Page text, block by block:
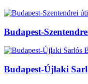
Budapest-
Budapest-Újlaki